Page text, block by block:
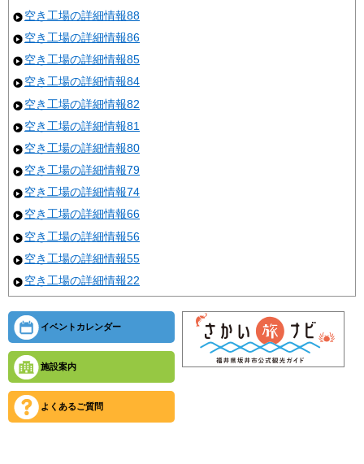
空き工場の詳細情報88
空き工場の詳細情報86
空き工場の詳細情報85
空き工場の詳細情報84
空き工場の詳細情報82
空き工場の詳細情報81
空き工場の詳細情報80
空き工場の詳細情報79
空き工場の詳細情報74
空き工場の詳細情報66
空き工場の詳細情報56
空き工場の詳細情報55
空き工場の詳細情報22
イベントカレンダー
施設案内
よくあるご質問